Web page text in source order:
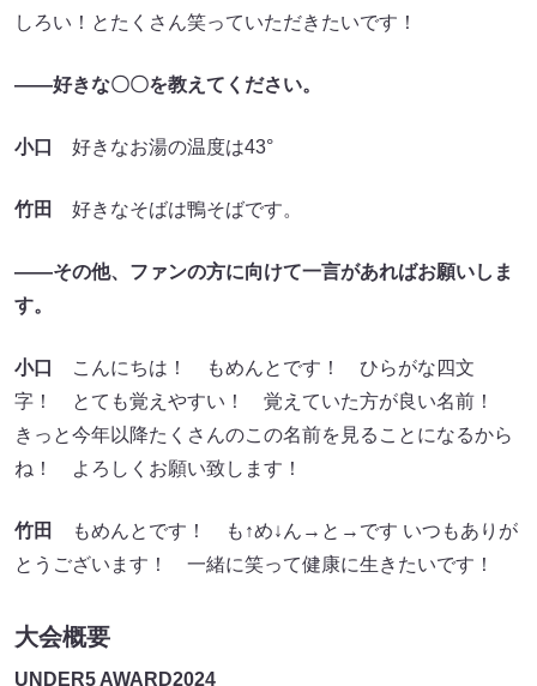
しろい！とたくさん笑っていただきたいです！
――好きな〇〇を教えてください。
小口 好きなお湯の温度は43°
竹田 好きなそばは鴨そばです。
――その他、ファンの方に向けて一言があればお願いしま
す。
小口
こんにちは！ もめんとです！ ひらがな四文
字！ とても覚えやすい！ 覚えていた方が良い名前！
きっと今年以降たくさんのこの名前を見ることになるから
ね！ よろしくお願い致します！
竹田
もめんとです！ も↑め↓ん→と→です いつもありが
とうございます！ 一緒に笑って健康に生きたいです！
大会概要
UNDER5 AWARD2024